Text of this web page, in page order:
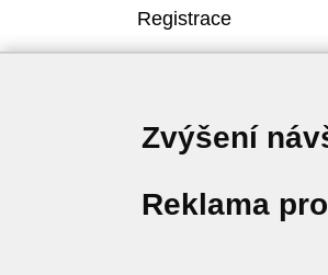
Registrace
Zvýšení
Reklama